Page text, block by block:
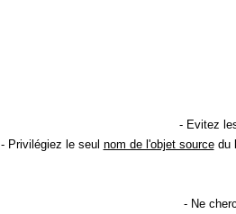
- Evitez
- Privilégiez le seul nom de l'objet sourcedu
- Ne